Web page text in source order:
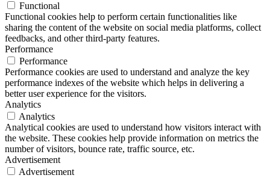
Functional
Functional cookies help to perform certain functionalities like
sharing the content of the website on social media platforms, collect
feedbacks, and other third-party features.
Performance
Performance
Performance cookies are used to understand and analyze the key
performance indexes of the website which helps in delivering a
better user experience for the visitors.
Analytics
Analytics
Analytical cookies are used to understand how visitors interact with
the website. These cookies help provide information on metrics the
number of visitors, bounce rate, traffic source, etc.
Advertisement
Advertisement